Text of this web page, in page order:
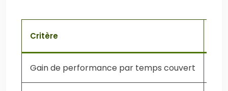
Critère
Gain de performance par temps couvert